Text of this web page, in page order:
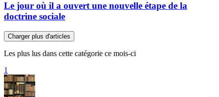
Le jour où il a ouvert une nouvelle étape de la
doctrine sociale
Charger plus d'articles
Les plus lus dans cette catégorie ce mois-ci
1